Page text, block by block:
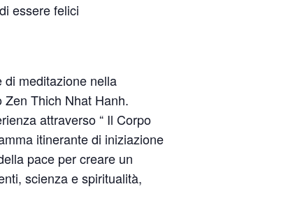
essere felici
di meditazione nella
Thich Nhat Hanh.
attraverso “ Il Corpo
itinerante di iniziazione
pace per creare un
scienza e spiritualità,